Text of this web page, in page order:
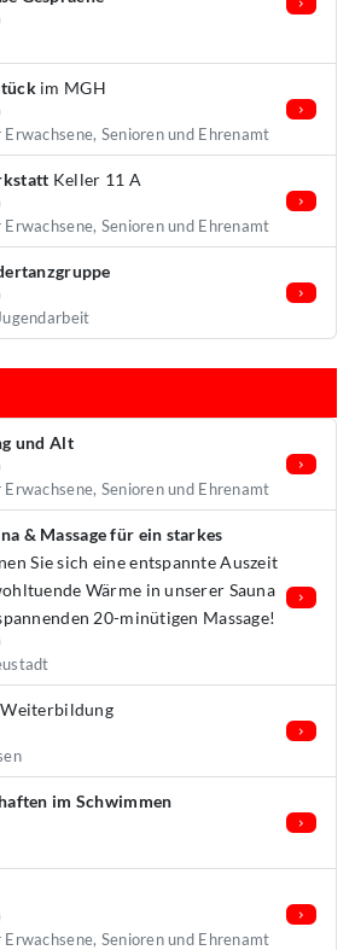
im MGH
Senioren und Ehrenamt
Keller 11 A
Senioren und Ehrenamt
und Alt
Senioren und Ehrenamt
& Massage für ein starkes
Sie sich eine entspannte Auszeit
Wärme in unserer Sauna
20-minütigen Massage!
im Schwimmen
Senioren und Ehrenamt